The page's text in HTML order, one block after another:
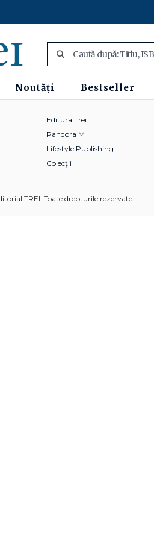
Noutăți Bestseller
Editura Trei
Pandora M
Lifestyle Publishing
Colecții
TREI. Toate drepturile rezervate.